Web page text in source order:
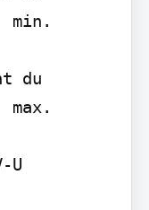
min.
du
max.
U